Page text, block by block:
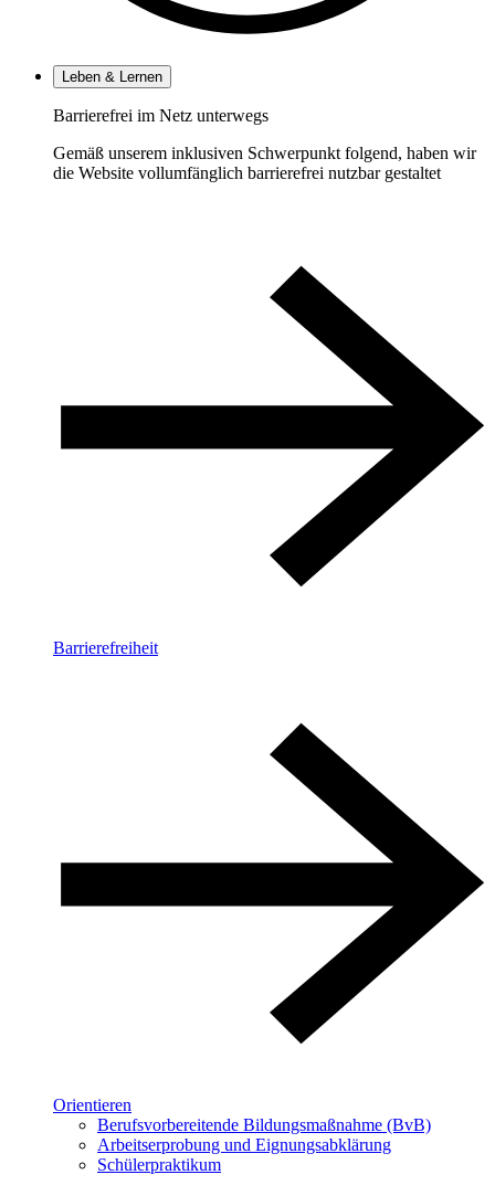
Leben & Lernen
Barrierefrei im Netz unterwegs
Gemäß unserem inklusiven Schwerpunkt folgend, haben wir
die Website vollumfänglich barrierefrei nutzbar gestaltet
Barrierefreiheit
Orientieren
Berufsvorbereitende Bildungsmaßnahme (BvB)
Arbeitserprobung und Eignungsabklärung
Schülerpraktikum